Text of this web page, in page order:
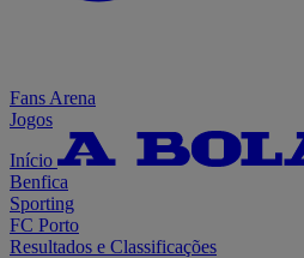
Fans Arena
Jogos
Início
Benfica
Sporting
FC Porto
Resultados e Classificações